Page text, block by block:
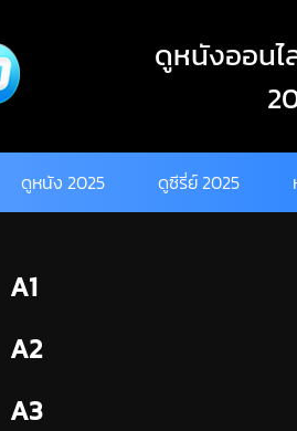
ดูหนังออนไ
ดูหนัง 2025 ดูซีรี่ย์ 2025
A1
A2
A3